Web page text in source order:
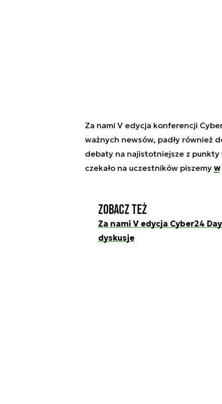
Za nami V edycja konferencji
ważnych newsów, padły również
debaty na najistotniejsze z
czekało na uczestników piszemy
Zobacz też
Za nami V edycja Cyber24
dyskusje